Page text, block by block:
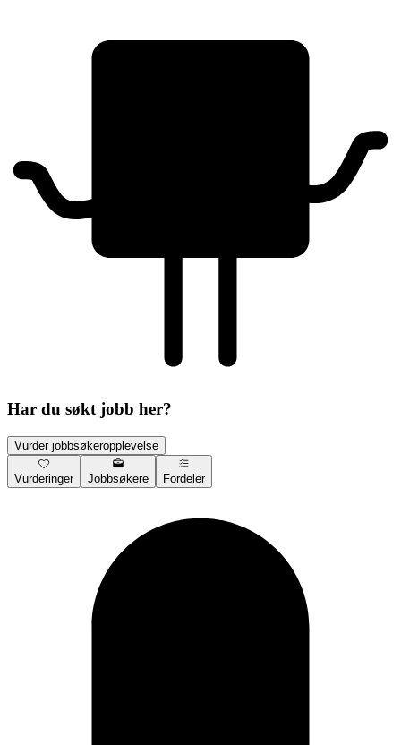
Har du søkt jobb her?
Vurder jobbsøkeropplevelse
Vurderinger Jobbsøkere Fordeler